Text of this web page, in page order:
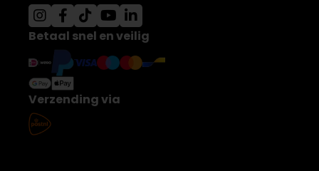
Betaal snel en veilig
Verzending via